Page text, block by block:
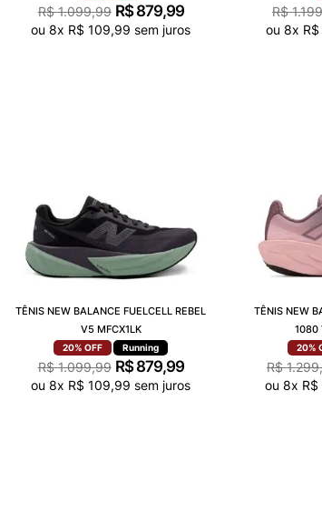
R$ 1.099,99 R$ 879,99
ou8x R$ 109,99 sem juros
R$ 1.
ou 8x R$
TÊNIS NEW BALANCE FUELCELL REBEL
V5 MFCX1LK
20% OFF Running
R$ 1.099,99 R$ 879,99
ou8x R$ 109,99 sem juros
TÊNIS NEW
1080
20%
R$ 1.299
ou8x R$